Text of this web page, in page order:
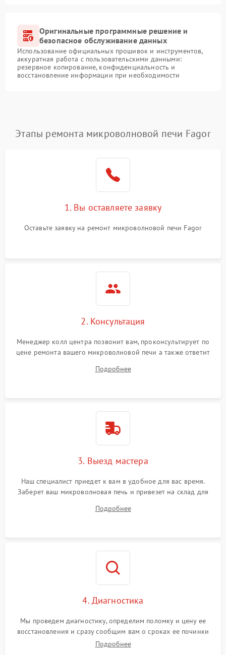
Оригинальные программные решение и
безопасное обслуживание данных
Использование официальных прошивок и инструментов,
аккуратная работа с пользовательскими данными:
резервное копирование, конфиденциальность и
восстановление информации при необходимости
Этапы ремонта микроволновой печи Fagor
1. Вы оставляете заявку
Оставьте заявку на ремонт микроволновой печи Fagor
2. Консультация
Менеджер колл центра позвонит вам, проконсультирует по
цене ремонта вашего микроволновой печи а также ответит
Подробнее
3. Выезд мастера
Наш специалист приедет к вам в удобное для вас время.
Заберет ваш микроволновая печь и привезет на склад для
Подробнее
4. Диагностика
Мы проведем диагностику, определим поломку и цену ее
восстановления и сразу сообщим вам о сроках ее починки
Подробнее